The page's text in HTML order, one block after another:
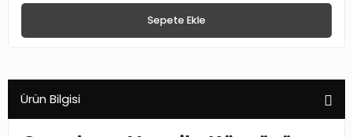
Sepete Ekle
Ürün Bilgisi